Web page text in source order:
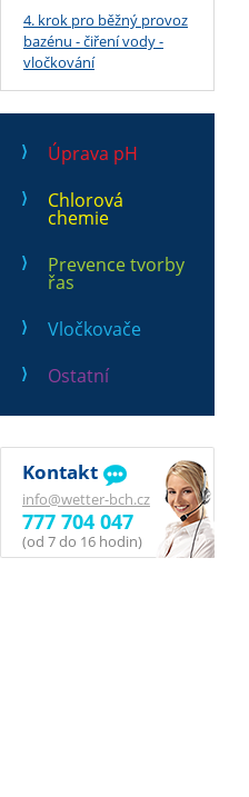
4. krok pro běžný provoz
bazénu - čiření vody -
vločkování
Úprava pH
Chlorová
chemie
Prevence tvorby
řas
Vločkovače
Ostatní
Kontakt
info@wetter-bch.cz
777 704 047
(od 7 do 16 hodin)